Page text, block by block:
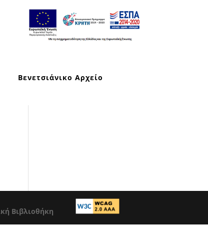
Βενετσιάνικο Αρχείο
Βιβλιοθήκη